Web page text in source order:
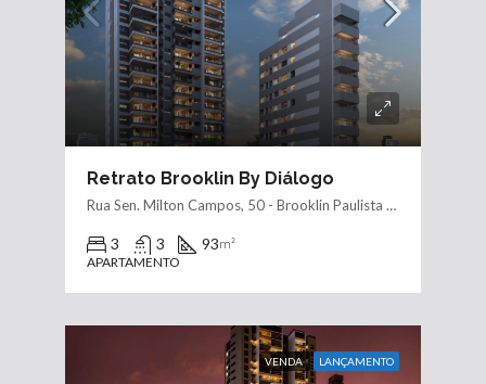
Retrato Brooklin By Diálogo
Rua Sen. Milton Campos, 50 - Brooklin Paulista - São Paulo/SP
3 3 93m²
APARTAMENTO
VENDA LANÇAMENTO